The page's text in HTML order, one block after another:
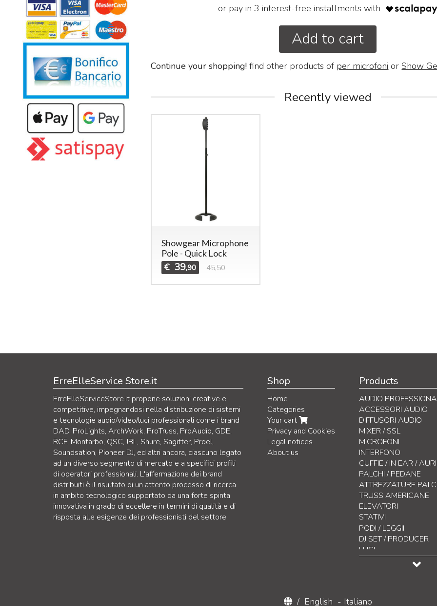
or pay in 3 interest-free installments with
Add to cart
Continue your shopping! find other products of per microfoni orShow
Recently viewed
Showgear Microphone
Pole - Quick Lock
€ 39,90 45,50
ErreElleService Store.it
ErreElleServiceStore.it propone soluzioni creative e
competitive, impegnandosi nella distribuzione di sistemi
e tecnologie audio/video/luci professionali come i brand
DAD, ProLights, ArchWork, ProTruss, ProAudio, GDE,
RCF, Montarbo, QSC, JBL, Shure, Sagitter, Proel,
Soundsation, Pioneer DJ, ed altri ancora, ciascuno legato
ad un diverso segmento di mercato e a specifici profili
di operatori professionali. L'affermazione dei brand
distribuiti è il risultato di un attento processo di ricerca
in ambito tecnologico supportato da una forte spinta
innovativa in grado di eccellere in termini di qualità e di
risposta alle esigenze dei professionisti del settore.
Shop
Home
Categories
Your cart
Privacy and Cookies
Legal notices
About us
Products
AUDIO
ACCESSORI AUDIO
DIFFUSORI AUDIO
MIXER / SSL
MICROFONI
INTERFONO
CUFFIE / IN EAR /
PALCHI / PEDANE
ATTREZZATURE
TRUSS AMERICANE
ELEVATORI
STATIVI
per Diffusori
per Microfoni
per Monitor da Studio
per Chitarra / Basso /
per Laptop / Pad /
PODI / LEGGII
DJ SET / PRODUCER
LUCI
CONTROLLO LUCI
DAB & INTERNET
/ English - Italiano